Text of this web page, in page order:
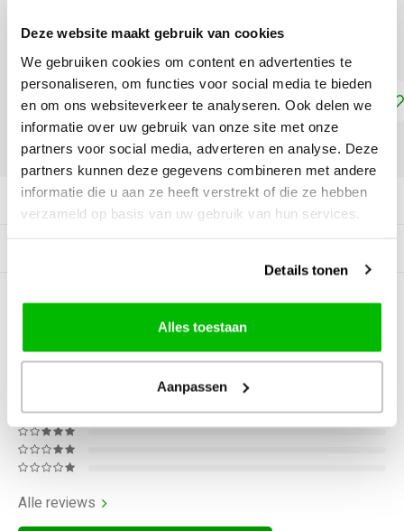
Deze website maakt gebruik van cookies
We gebruiken cookies om content en advertenties te
personaliseren, om functies voor social media te bieden
en om ons websiteverkeer te analyseren. Ook delen we
informatie over uw gebruik van onze site met onze
partners voor social media, adverteren en analyse. Deze
partners kunnen deze gegevens combineren met andere
informatie die u aan ze heeft verstrekt of die ze hebben
verzameld op basis van uw gebruik van hun services.
Details tonen
Alles toestaan
Aanpassen
Toevoegen aan winkelwagen
DELEN:
Productomschrijving
0STERREN OP BASIS VAN0
BEOORDELINGEN
0Reviews
Alle reviews